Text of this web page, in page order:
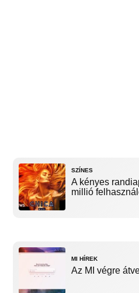
SZÍNES
A kényes
millió
MI HÍREK
Az MI végre